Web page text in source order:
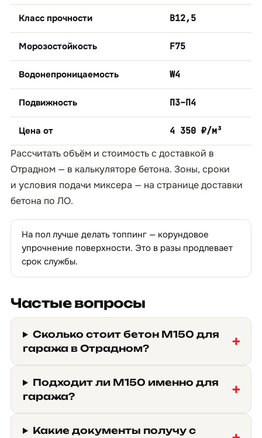
Класс прочности B12,5
Морозостойкость F75
Водонепроницаемость W4
Подвижность П3–П4
Цена от 4 350 ₽/м³
Рассчитать объём и стоимость с доставкой в
Отрадном — в калькуляторе бетона. Зоны, сроки
и условия подачи миксера — на страницедоставки
бетона по ЛО.
На пол лучше делать топпинг — корундовое
упрочнение поверхности. Это в разы продлевает
срок службы.
Частые вопросы
Сколько стоит бетон М150 для
гаража в Отрадном?
Подходит ли М150 именно для
гаража?
Какие документы получу с